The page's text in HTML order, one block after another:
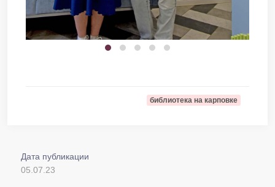
библиотека на карповке
Дата публикации
05.07.23